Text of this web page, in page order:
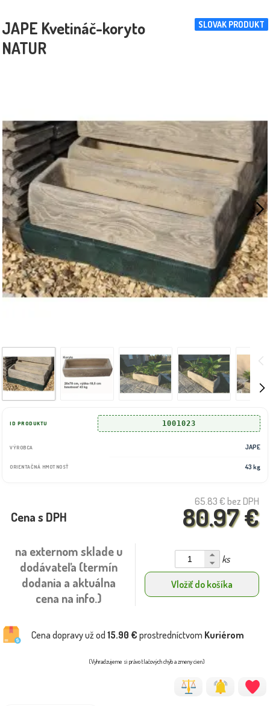
SLOVAK PRODUKT
JAPE Kvetináč-koryto
NATUR
ID PRODUKTU 1001023
VÝROBCA JAPE
ORIENTAČNÁ HMOTNOSŤ 43 kg
65.83 € bez DPH
80.97 €
Cena s DPH
na externom sklade u
dodávateľa (termín
dodania a aktuálna
cena na info.)
ks
Vložiť do košíka
Cena dopravy už od 15.90 € prostredníctvom Kuriérom
(Vyhradzujeme si právo tlačových chýb a zmeny cien)